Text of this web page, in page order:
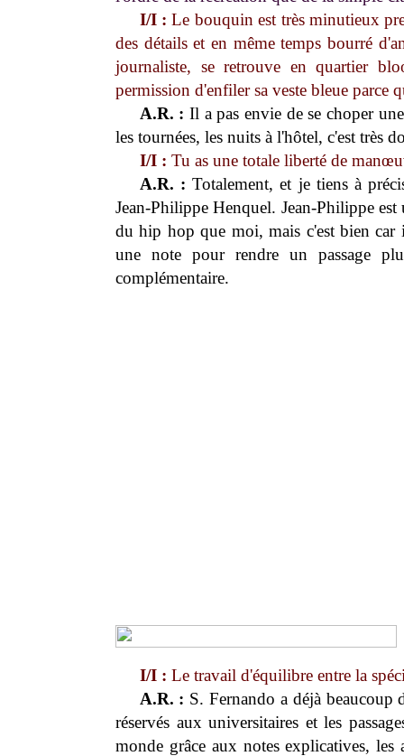
I/I : Le bouquin est très minutieux
des détails et en même temps bourré
journaliste, se retrouve en quartier
permission d'enfiler sa veste bleue parce
A.R. : Il a pas envie de se choper
les tournées, les nuits à l'hôtel, c'est très
I/I : Tu as une totale liberté de
A.R. :Totalement, et je tiens à
Jean-Philippe Henquel. Jean-Philippe
du hip hop que moi, mais c'est bien
une note pour rendre un passage
complémentaire.
I/I : Le travail d'équilibre entre la
A.R. : S. Fernando a déjà beaucoup
réservés aux universitaires et les
monde grâce aux notes explicatives,